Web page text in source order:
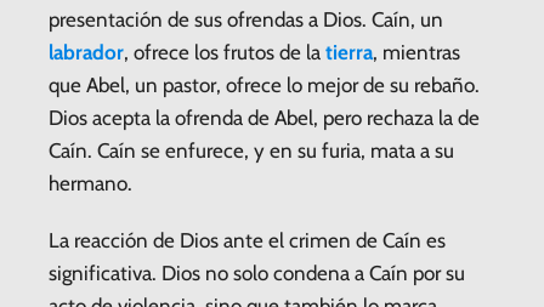
presentación de sus ofrendas a Dios. Caín, un
labrador, ofrece los frutos de la tierra, mientras
que Abel, un pastor, ofrece lo mejor de su rebaño.
Dios acepta la ofrenda de Abel, pero rechaza la de
Caín. Caín se enfurece, y en su furia, mata a su
hermano.
La reacción de Dios ante el crimen de Caín es
significativa. Dios no solo condena a Caín por su